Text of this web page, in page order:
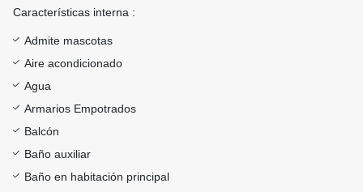
Características interna :
Admite mascotas
Aire acondicionado
Agua
Armarios Empotrados
Balcón
Baño auxiliar
Baño en habitación principal